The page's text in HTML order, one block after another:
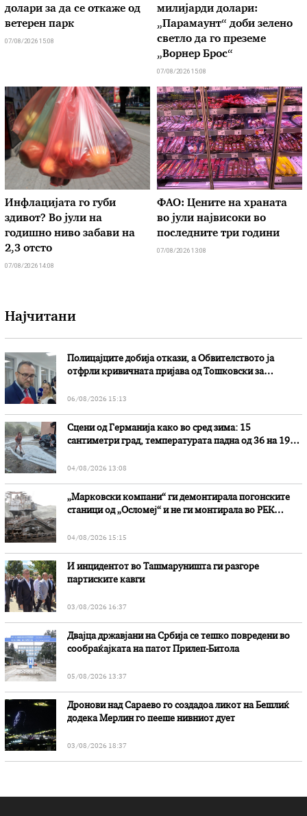
долари за да се откаже од
ветерен парк
07/08/2026 15:08
милијарди долари:
„Парамаунт“ доби зелено
светло да го преземе
„Ворнер Брос“
07/08/2026 15:08
Инфлацијата го губи
здивот? Во јули на
годишно ниво забави на
2,3 отсто
07/08/2026 14:08
ФАО: Цените на храната
во јули највисоки во
последните три години
07/08/2026 13:08
Најчитани
Полицајците добија откази, а Обвителството ја
отфрли кривичната пријава од Тошковски за
06/08/2026 15:13
Сцени од Германија како во сред зима: 15
сантиметри град, температурата падна од 36 на 19
04/08/2026 13:08
„Марковски компани“ ги демонтирала погонските
станици од „Осломеј“ и не ги монтирала во РЕК
04/08/2026 15:15
И инцидентот во Ташмаруништa ги разгоре
партиските кавги
03/08/2026 16:37
Двајца државјани на Србија се тешко повредени во
сообраќајката на патот Прилеп-Битола
05/08/2026 13:37
Дронови над Сараево го создадоа ликот на Бешлиќ
додека Мерлин го пееше нивниот дует
03/08/2026 18:37